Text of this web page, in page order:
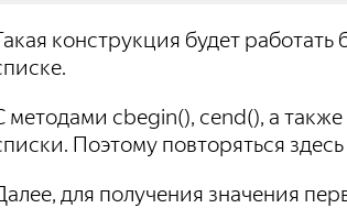
конструкция будет
методами cbegin(), cend(), а
Поэтому повторяться здесь
для получения значения